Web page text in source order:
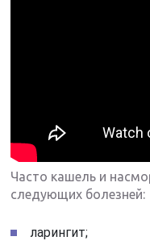
Часто кашель и
следующих болезней:
ларингит;